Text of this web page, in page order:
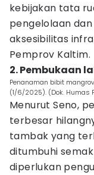
kebijakan tata
pengelolaan
aksesibilitas
Pemprov Kaltim.
2. Pembukaan
Penanaman bibit
(1/6/2025). (Dok. Humas
Menurut Seno,
terbesar
tambak yang
ditumbuhi
diperlukan